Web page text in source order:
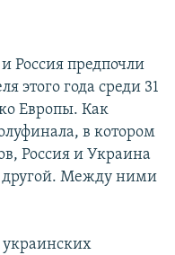
Россия предпочли
этого года среди 31
Европы. Как
в котором
Россия и Украина
другой. Между ними
украинских